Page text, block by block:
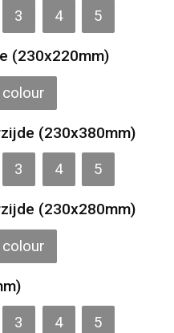
3 4 5
(230x220mm)
colour
(230x380mm)
3 4 5
(230x280mm)
colour
3 4 5